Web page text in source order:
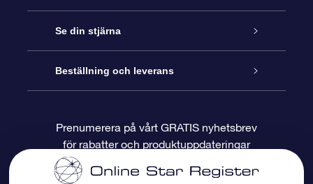
Kontakta oss
Blogg
Recensioner
Online-Stjärngåva
OSR Gåvopaket
OSR Presentkort
Se din stjärna
Stjärnregiste
Personlig Stjärnsida
Beställning och leverans
Betalningsinformation
Prenumerera på vårt GRATIS nyhetsbrev
för rabatter och produktuppdateringar